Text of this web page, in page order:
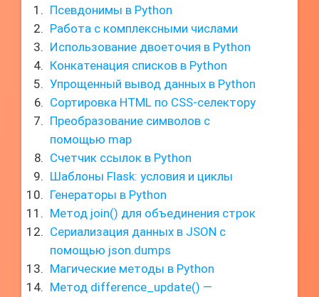
Псевдонимы в Python
Работа с комплексными числами
Использование двоеточия в Python
Конкатенация списков в Python
Упрощенный вывод данных в Python
Сортировка HTML по CSS-селектору
Преобразование символов с
помощью map
Счетчик ссылок в Python
Шаблоны Flask: условия и циклы
Генераторы в Python
Метод join() для объединения строк
Сериализация данных в JSON с
помощью json.dumps
Магические методы в Python
Метод difference_update() —